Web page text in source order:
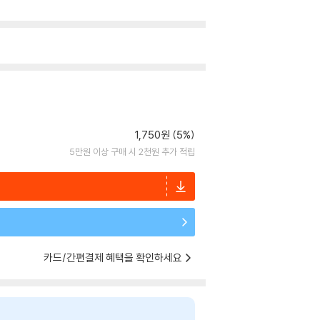
1,750원 (5%)
5만원 이상 구매 시 2천원 추가 적립
카드/간편결제 혜택을 확인하세요